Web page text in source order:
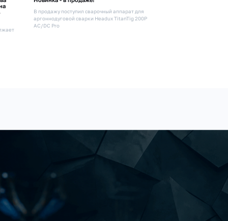
В продажу поступил сварочный аппарат для
аргоннодуговой сварки Headux TitanTig 200P
AC/DC Pro